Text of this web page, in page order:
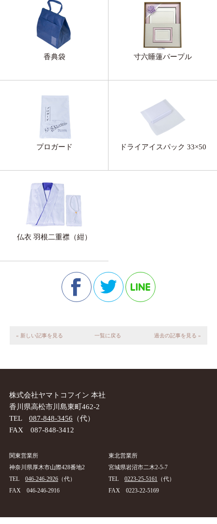
香典袋 寸六睡蓮パープル
プロガード ドライアイスパック 33×50
仏衣 羽根二重襟（紺）
« 新しい記事を見る 一覧に戻る 過去の記事を見る »
株式会社ヤマトコフイン 本社
香川県高松市川島東町462-2
TEL 087-848-3456 （代）
FAX 087-848-3412
関東営業所
神奈川県厚木市山際428番地2
TEL 046-246-2926 （代）
FAX 046-246-2916
東北営業所
宮城県岩沼市二木2-5-7
TEL 0223-25-5161
（代）
FAX 0223-22-5169